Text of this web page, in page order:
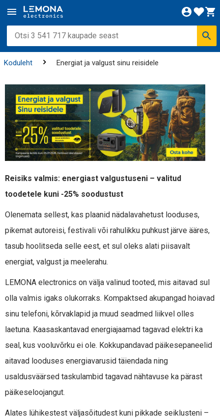
Koduleht Energiat ja valgust sinu reisidele
Reisiks valmis: energiast valgustuseni – valitud
toodetele kuni -25% soodustust
Olenemata sellest, kas plaanid nädalavahetust looduses,
pikemat autoreisi, festivali või rahulikku puhkust järve ääres,
tasub hoolitseda selle eest, et sul oleks alati piisavalt
energiat, valgust ja meelerahu.
LEMONA electronics on välja valinud tooted, mis aitavad sul
olla valmis igaks olukorraks. Kompaktsed akupangad hoiavad
sinu telefoni, kõrvaklapid ja muud seadmed liikvel olles
laetuna. Kaasaskantavad energiajaamad tagavad elektri ka
seal, kus vooluvõrku ei ole. Kokkupandavad päikesepaneelid
aitavad looduses energiavarusid täiendada ning
usaldusväärsed taskulambid tagavad nähtavuse ka pärast
päikeseloojangut.
Alates lühikestest väljasõitudest kuni pikkade seiklusteni –